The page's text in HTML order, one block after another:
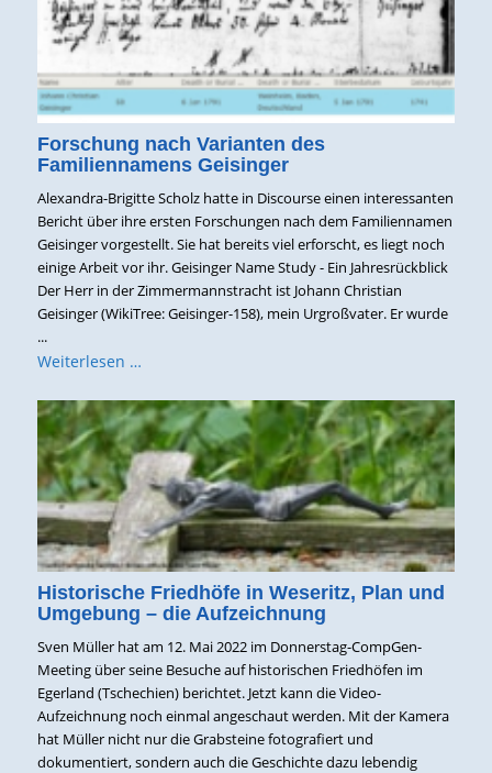
Forschung nach Varianten des
Familiennamens Geisinger
Alexandra-Brigitte Scholz hatte in Discourse einen interessanten
Bericht über ihre ersten Forschungen nach dem Familiennamen
Geisinger vorgestellt. Sie hat bereits viel erforscht, es liegt noch
einige Arbeit vor ihr. Geisinger Name Study - Ein Jahresrückblick
Der Herr in der Zimmermannstracht ist Johann Christian
Geisinger (WikiTree: Geisinger-158), mein Urgroßvater. Er wurde
...
Weiterlesen …
Historische Friedhöfe in Weseritz, Plan und
Umgebung – die Aufzeichnung
Sven Müller hat am 12. Mai 2022 im Donnerstag-CompGen-
Meeting über seine Besuche auf historischen Friedhöfen im
Egerland (Tschechien) berichtet. Jetzt kann die Video-
Aufzeichnung noch einmal angeschaut werden. Mit der Kamera
hat Müller nicht nur die Grabsteine fotografiert und
dokumentiert, sondern auch die Geschichte dazu lebendig